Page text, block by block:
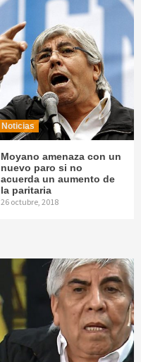
Noticias
Moyano amenaza con un
nuevo paro si no
acuerda un aumento de
la paritaria
26 octubre, 2018